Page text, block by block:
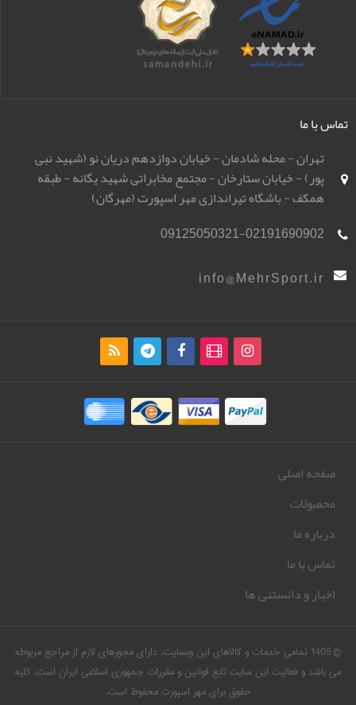
تماس با ما
تهران - محله شادمان - خیابان دوازدهم دریان نو (شهید نبی
پور) - خیابان ستارخان - مجتمع مخابراتی شهید یگانه - طبقه
همکف - باشگاه تیراندازی مهر اسپورت (مهرگان)
09125050321-02191690902
info@MehrSport.ir
صفحه اصلی
محصولات
درباره ما
تماس با ما
اخبار و دانستنی ها
© 1405 تمامی خدمات و کالاهای این وبسایت، دارای مجوزهای لازم از مراجع مربوطه
می باشد و فعالیت این سایت تابع قوانین و مقررات جمهوری اسلامی ایران است. کلیه
حقوق برای مهر اسپورت محفوظ است.